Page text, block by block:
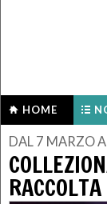
HOME
DAL 7 MARZO